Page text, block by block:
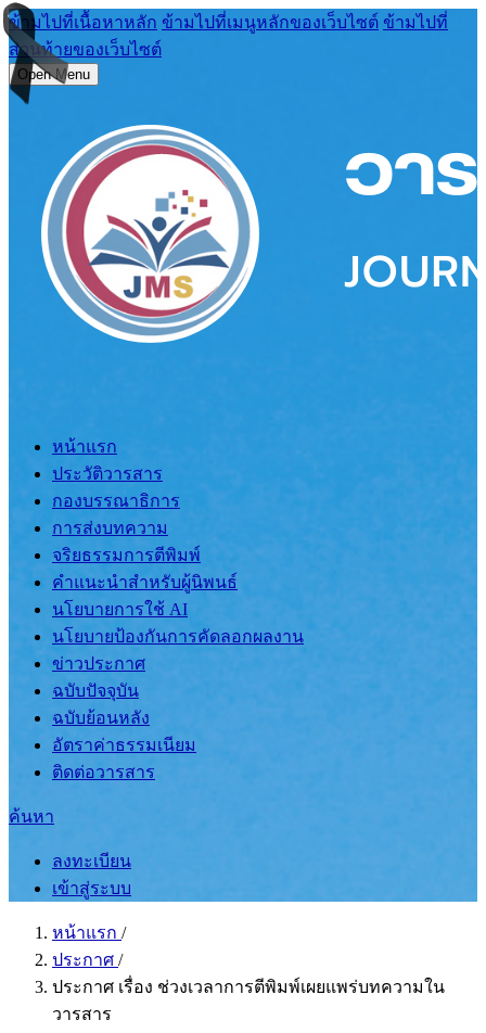
ข้ามไปที่เนื้อหาหลัก ข้ามไปที่เมนูหลักของเว็บไซต์ ข้ามไปที่
ส่วนท้ายของเว็บไซต์
Open Menu
หน้าแรก
ประวัติวารสาร
กองบรรณาธิการ
การส่งบทความ
จริยธรรมการตีพิมพ์
คำแนะนำสำหรับผู้นิพนธ์
นโยบายการใช้ AI
นโยบายป้องกันการคัดลอกผลงาน
ข่าวประกาศ
ฉบับปัจจุบัน
ฉบับย้อนหลัง
อัตราค่าธรรมเนียม
ติดต่อวารสาร
ค้นหา
ลงทะเบียน
เข้าสู่ระบบ
หน้าแรก /
ประกาศ /
ประกาศ เรื่อง ช่วงเวลาการตีพิมพ์เผยแพร่บทความใน
วารสาร